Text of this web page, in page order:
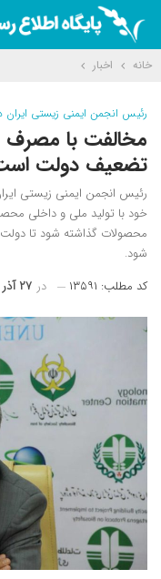
خانه اخبار
رئیس انجمن ایمنی زیستی ایران
مخالفت با مصرف
تضعیف دولت
رئیس انجمن ایمنی زیستی
خود با تولید ملی و داخلی
محصولات گذاشته شود تا
شود.
کد مطلب: ۱۳۵۹۱ در ۲۷ آذر ۱۳۹۷